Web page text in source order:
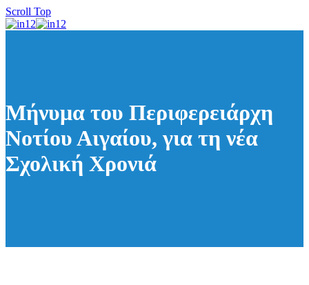
Scroll Top
Μήνυμα του Περιφερειάρχη
Νοτίου Αιγαίου, για τη νέα
Σχολική Χρονιά